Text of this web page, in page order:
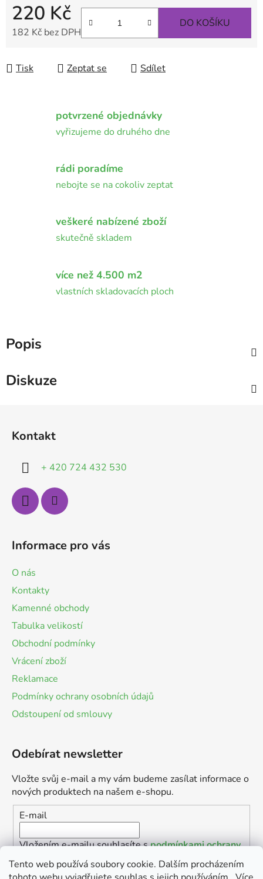
Tento web používá soubory cookie. Dalším procházením
220 Kč
182 Kč bez DPH
DO KOŠÍKU
Tisk Zeptat se Sdílet
potvrzené objednávky
vyřizujeme do druhého dne
rádi poradíme
nebojte se na cokoliv zeptat
veškeré nabízené zboží
skutečně skladem
více než 4.500 m2
vlastních skladovacích ploch
Popis
Diskuze
Kontakt
+ 420 724 432 530
Informace pro vás
O nás
Kontakty
Kamenné obchody
Tabulka velikostí
Obchodní podmínky
Vrácení zboží
Reklamace
Podmínky ochrany osobních údajů
Odstoupení od smlouvy
Odebírat newsletter
Vložte svůj e-mail a my vám budeme zasílat informace o
nových produktech na našem e-shopu.
E-mail
Vložením e-mailu souhlasíte spodmínkami ochrany
osobních údajů